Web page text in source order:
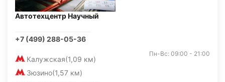
Автотехцентр Научный
+7 (499) 288-05-36
Калужская(1,09 км)
Зюзино(1,57 км)
Пн-Вс: 09:00 - 21:00